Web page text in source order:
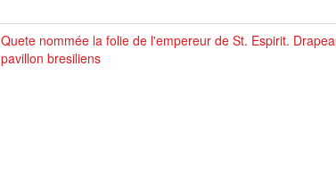
Quete nommée la folie de l'empereur de St. Espirit.
pavillon bresiliens